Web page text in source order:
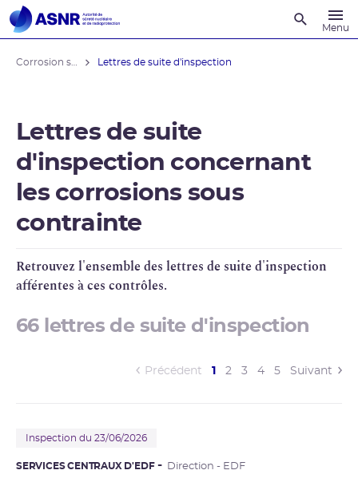
Menu
Lettres de suite d'inspection
Lettres de suite
d'inspection concernant
les corrosions sous
contrainte
Retrouvez l'ensemble des lettres de suite d'inspection
afférentes à ces contrôles.
66 lettres de suite d'inspection
Précédent 1 (current)
2 3 4 5 Suivant
Inspection du 23/06/2026
SERVICES CENTRAUX D'EDF Direction - EDF